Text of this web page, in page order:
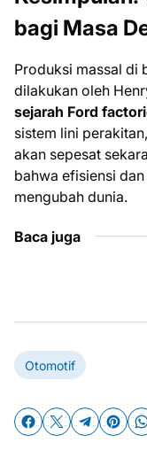
bagi Masa
Produksi massal di
dilakukan oleh
sejarah Ford
sistem lini
akan sepesat
bahwa efisiensi
mengubah dunia.
Baca juga
Otomotif